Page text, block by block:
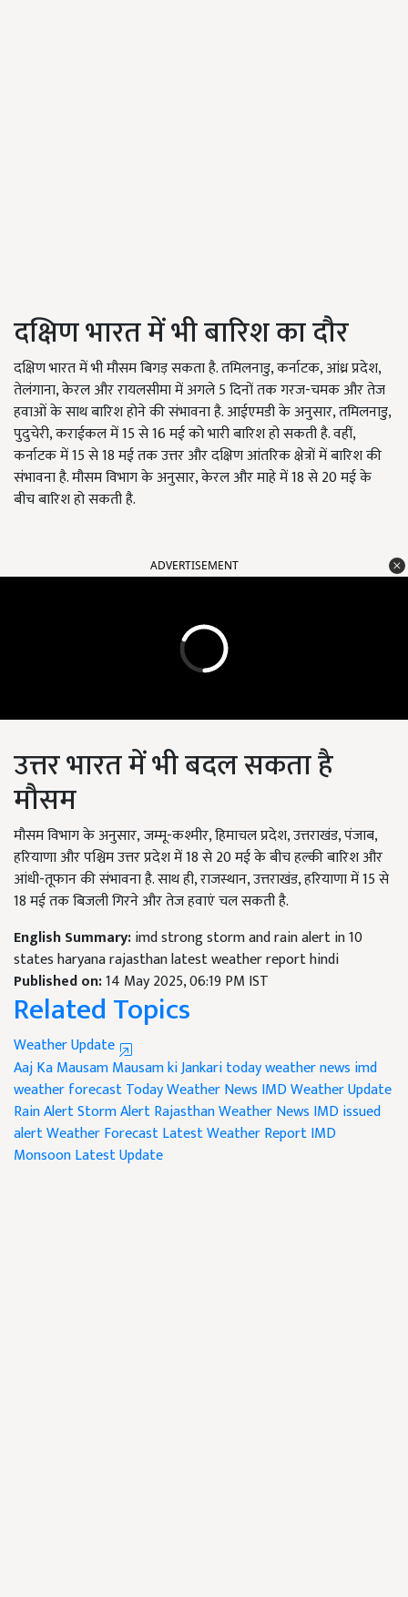
दक्षिण भारत में भी बारिश का दौर
दक्षिण भारत में भी मौसम बिगड़ सकता है. तमिलनाडु, कर्नाटक, आंध्र प्रदेश,
तेलंगाना, केरल और रायलसीमा में अगले 5 दिनों तक गरज-चमक और तेज
हवाओं के साथ बारिश होने की संभावना है. आईएमडी के अनुसार, तमिलनाडु,
पुदुचेरी, कराईकल में 15 से 16 मई को भारी बारिश हो सकती है. वहीं,
कर्नाटक में 15 से 18 मई तक उत्तर और दक्षिण आंतरिक क्षेत्रों में बारिश की
संभावना है. मौसम विभाग के अनुसार, केरल और माहे में 18 से 20 मई के
बीच बारिश हो सकती है.
ADVERTISEMENT
उत्तर भारत में भी बदल सकता है
मौसम
मौसम विभाग के अनुसार, जम्मू-कश्मीर, हिमाचल प्रदेश, उत्तराखंड, पंजाब,
हरियाणा और पश्चिम उत्तर प्रदेश में 18 से 20 मई के बीच हल्की बारिश और
आंधी-तूफान की संभावना है. साथ ही, राजस्थान, उत्तराखंड, हरियाणा में 15 से
18 मई तक बिजली गिरने और तेज हवाएं चल सकती है.
English Summary:imd strong storm and rain alert in 10
states haryana rajasthan latest weather report hindi
Published on:14 May 2025, 06:19 PM IST
Related Topics
Weather Update
Aaj Ka MausamMausam ki Jankaritoday weather news imd
weather forecastToday Weather News IMD Weather Update
Rain AlertStorm AlertRajasthan Weather News IMD issued
alertWeather ForecastLatest Weather ReportIMD
Monsoon Latest Update